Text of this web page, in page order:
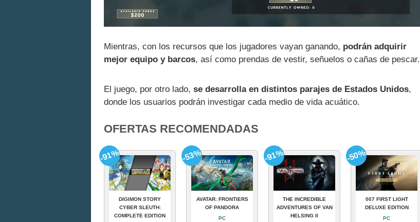
Mientras, con los recursos que los jugadores vayan ganando, podrán adquirir
mejor equipo y barcos, así como prendas de vestir, señuelos o cañas de pescar.
El juego, por otro lado, se desarrolla en distintos parajes de Estados Unidos,
donde los usuarios podrán investigar cada medio de vida acuático.
OFERTAS RECOMENDADAS
DIGIMON STORY
CYBER SLEUTH:
COMPLETE EDITION
-91%
AVATAR: FRONTIERS
OF PANDORA
PC
-53%
THE INCREDIBLE
ADVENTURES OF VAN
HELSING II
-91%
007 FIRST LIGHT
DELUXE EDITION
PC
-50%